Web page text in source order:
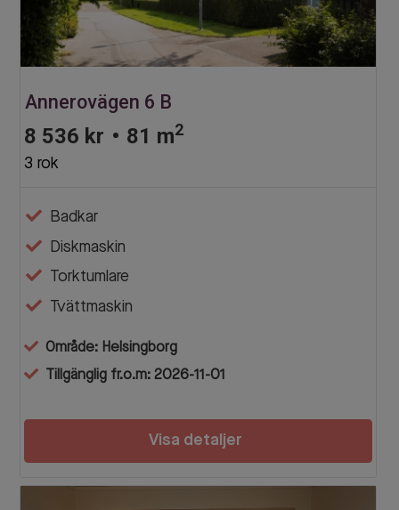
Annerovägen 6 B
8 536 kr • 81 m2
3 rok
Badkar
Diskmaskin
Torktumlare
Tvättmaskin
Område: Helsingborg
Tillgänglig fr.o.m: 2026-11-01
Visa detaljer